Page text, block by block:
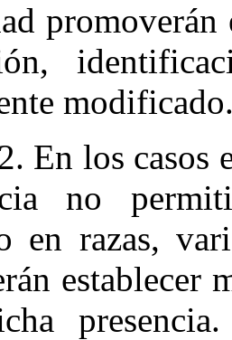
En los casos
no
en razas,
establecer